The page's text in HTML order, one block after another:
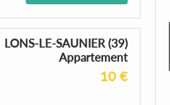
LONS-LE-SAUNIER (39)
Appartement
10 €